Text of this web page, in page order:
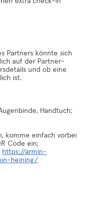
Partners könnte sich
auf der Partner-
und ob eine
ist.
Handtuch;
komme einfach vorbei
Code ein;
https://armin-
heining/